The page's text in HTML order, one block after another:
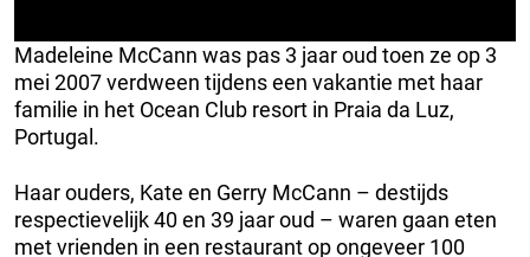
Madeleine McCann was pas 3 jaar oud toen ze op 3
mei 2007 verdween tijdens een vakantie met haar
familie in het Ocean Club resort in Praia da Luz,
Portugal.
Haar ouders, Kate en Gerry McCann – destijds
respectievelijk 40 en 39 jaar oud – waren gaan eten
met vrienden in een restaurant op ongeveer 100